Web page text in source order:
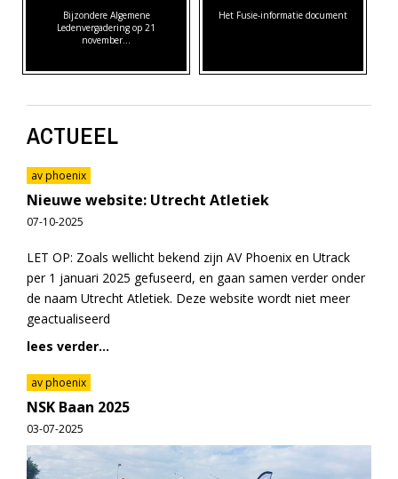
Bijzondere Algemene
Ledenvergadering op 21
november…
Het Fusie-informatie document
ACTUEEL
av phoenix
Nieuwe website: Utrecht Atletiek
07-10-2025
LET OP: Zoals wellicht bekend zijn AV Phoenix en Utrack
per 1 januari 2025 gefuseerd, en gaan samen verder onder
de naam Utrecht Atletiek. Deze website wordt niet meer
geactualiseerd
lees verder...
av phoenix
NSK Baan 2025
03-07-2025